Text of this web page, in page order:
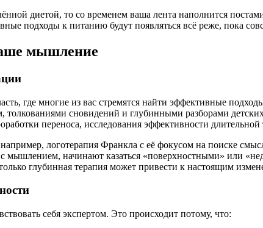
диетой, то со временем ваша лента наполнится
подходы к питанию будут появляться всё реже, пока
мышление
где многие из вас стремятся найти эффективные
толкованиями сновидений и глубинными разборами
переноса, исследования эффективности длительной
логотерапия Франкла с её фокусом на поиске
мышлением, начинают казаться «поверхностными» или
глубинная терапия может привести к настоящим
себя экспертом. Это происходит потому, что: